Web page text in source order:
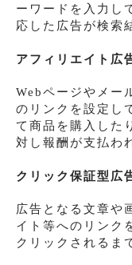
ーワードを入力し
応した広告が検索
アフィリエイト広
Webページやメー
のリンクを設定し
て商品を購入した
対し報酬が支払わ
クリック保証型広
広告となる文章や
イト等へのリンク
クリックされるま